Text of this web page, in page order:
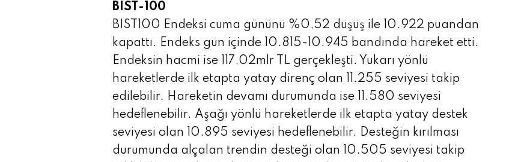
BIST-100
BIST100 Endeksi cuma gününü %0,52 düşüş ile 10.922 puandan
kapattı. Endeks gün içinde 10.815-10.945 bandında hareket etti.
Endeksin hacmi ise 117,02mlr TL gerçekleşti. Yukarı yönlü
hareketlerde ilk etapta yatay direnç olan 11.255 seviyesi takip
edilebilir. Hareketin devamı durumunda ise 11.580 seviyesi
hedeflenebilir. Aşağı yönlü hareketlerde ilk etapta yatay destek
seviyesi olan 10.895 seviyesi hedeflenebilir. Desteğin kırılması
durumunda alçalan trendin desteği olan 10.505 seviyesi takip